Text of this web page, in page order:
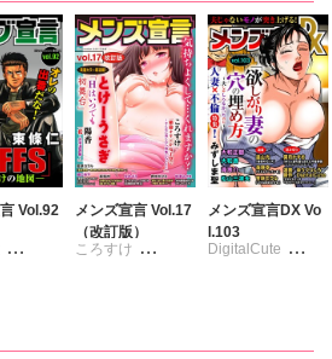
坂崎未侑
鯖虎クロ
相田早智子
桃凪めぐ
日野塔子
由多いり
相田早智子
桃凪めぐ
日野塔子
由多いり NUKI
Vol.92
メンズ宣言 Vol.17
（改訂版）
ころすけ
メンズ宣言DX Vo
l.103
DigitalCute